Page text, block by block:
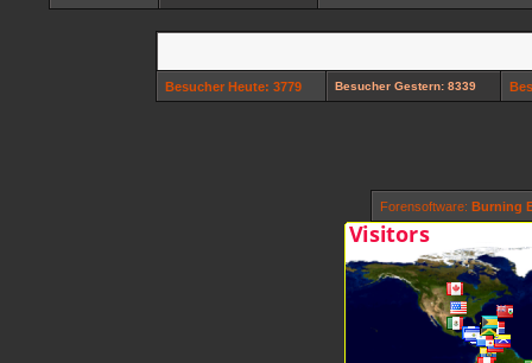
Besucher Heute: 3779 Besucher Gestern: 8339
Forensoftware: Burning